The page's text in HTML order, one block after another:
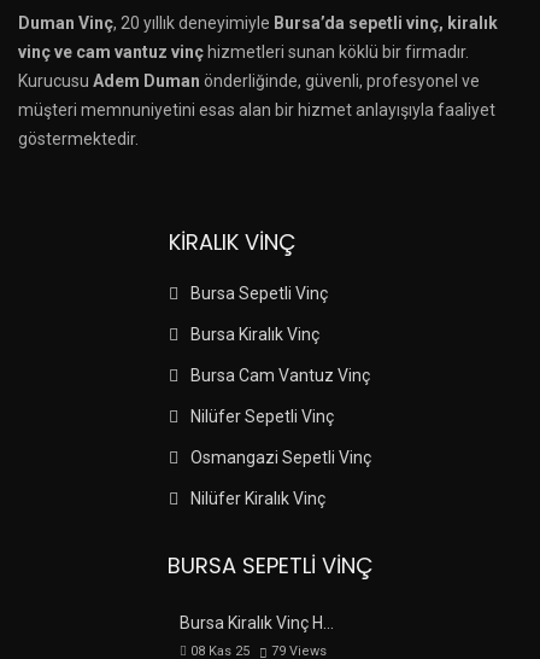
Duman Vinç, 20 yıllık deneyimiyle Bursa’da sepetli vinç, kiralık
vinç ve cam vantuz vinç hizmetleri sunan köklü bir firmadır.
Kurucusu Adem Duman önderliğinde, güvenli, profesyonel ve
müşteri memnuniyetini esas alan bir hizmet anlayışıyla faaliyet
göstermektedir.
KIRALIK VINÇ
Bursa Sepetli Vinç
Bursa Kiralık Vinç
Bursa Cam Vantuz Vinç
Nilüfer Sepetli Vinç
Osmangazi Sepetli Vinç
Nilüfer Kiralık Vinç
BURSA SEPETLI VINÇ
Bursa Kiralık Vinç H…
08 Kas 25 79 Views